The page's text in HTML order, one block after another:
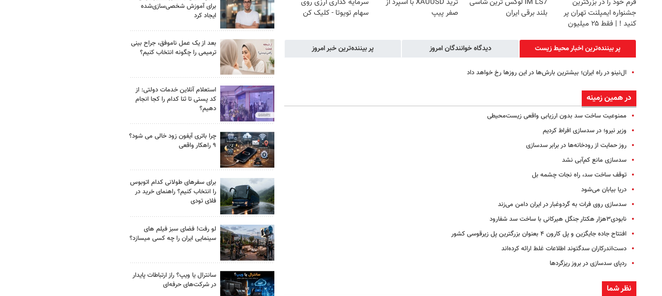
فرم خود را در بزرگترین
جشنواره ایمپلنت تهران پر
کنید ! | فقط ۲۵ میلیون
IM LS7 لوکس ترین شاسی
بلند برقی ایران
ترید XAUUSD با اسپرد از
صفر پیپ
سرمایه گذاری ارزی روی
سهام تویوتا - کلیک کن
پر بیننده‌ترین اخبار محیط زیست دیدگاه خوانندگان امروز پر بیننده‌ترین خبر امروز
ال‌نینو در راه ایران؛ بیشترین بارش‌ها در این روزها رخ خواهد داد
در همین زمینه
ممنوعیت ساخت سد بدون ارزیابی واقعی زیست‌محیطی
وزیر نیرو؛ در سدسازی افراط کردیم
روز حمایت از رودخانه‌ها در برابر سدسازی
سدسازی مانع کم‌آبی نشد
توقف ساخت سد، راه نجات چشمه بل
دریا بیابان می‌شود
سدسازی روی فرات به گردوغبار در ایران دامن می‌زند
نابودی۳هزار هکتار جنگل هیرکانی با ساخت سد شفارود
افتتاح جاده جایگزین و پل کارون ۴ بعنوان بزرگترین پل زیرقوسی کشور
دست‌اندرکاران سدگتوند اطلاعات غلط ارائه کرده‌اند
ردپای سدسازی در بروز ریزگردها
نظر شما
برای آموزش شخصی‌سازی‌شده
ایجاد کرد
بعد از یک عمل ناموفق، جراح بینی
ترمیمی را چگونه انتخاب کنیم؟
استعلام آنلاین خدمات دولتی: از
کد پستی تا ثنا کدام را کجا انجام
دهیم؟
چرا باتری آیفون زود خالی می شود؟
۹ راهکار واقعی
برای سفرهای طولانی کدام اتوبوس
را انتخاب کنیم؟ راهنمای خرید در
فلای تودی
لو رفت! فضای سبز فیلم های
سینمایی ایران را چه کسی میسازد؟
سانترال یا ویپ؟ راز ارتباطات پایدار
در شرکت‌های حرفه‌ای